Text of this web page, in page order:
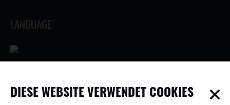
LANGUAGE
INFORMATIONEN
DIESE WEBSITE VERWENDET COOKIES